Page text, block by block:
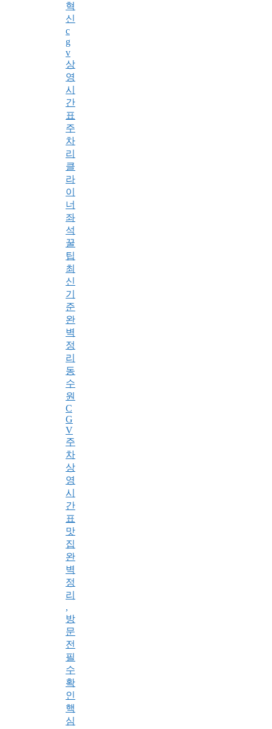
혁
신
c
g
v
상
영
시
간
표
주
차
리
클
라
이
너
좌
석
꿀
팁
최
신
기
준
완
벽
정
리
동
수
원
C
G
V
주
차
상
영
시
간
표
맛
집
완
벽
정
리
,
방
문
전
필
수
확
인
핵
심